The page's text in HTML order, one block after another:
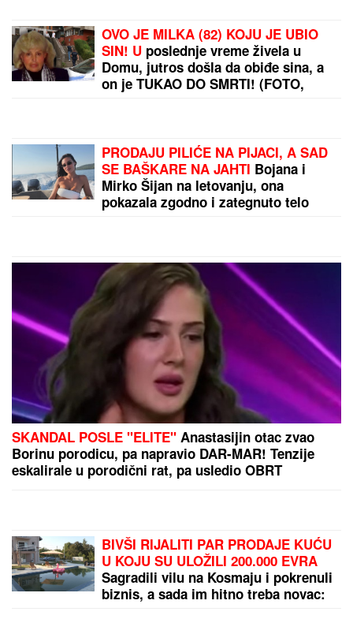
OVO JE MILKA (82) KOJU JE UBIO
SIN! U poslednje vreme živela u
Domu, jutros došla da obiđe sina, a
on je TUKAO DO SMRTI! (FOTO,
PRODAJU PILIĆE NA PIJACI, A SAD
SE BAŠKARE NA JAHTI Bojana i
Mirko Šijan na letovanju, ona
pokazala zgodno i zategnuto telo
SKANDAL POSLE "ELITE" Anastasijin otac zvao
Borinu porodicu, pa napravio DAR-MAR! Tenzije
eskalirale u porodični rat, pa usledio OBRT
BIVŠI RIJALITI PAR PRODAJE KUĆU
U KOJU SU ULOŽILI 200.000 EVRA
Sagradili vilu na Kosmaju i pokrenuli
biznis, a sada im hitno treba novac: